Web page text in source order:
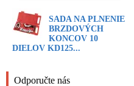
SADA NA PLNENIE
BRZDOVÝCH
KONCOV 10
DIELOV KD125...
Odporučte nás